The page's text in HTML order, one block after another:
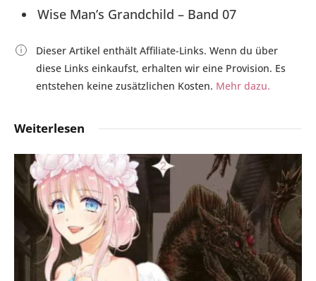
Wise Man’s Grandchild – Band 07
Dieser Artikel enthält Affiliate-Links. Wenn du über
diese Links einkaufst, erhalten wir eine Provision. Es
entstehen keine zusätzlichen Kosten. Mehr dazu.
Weiterlesen